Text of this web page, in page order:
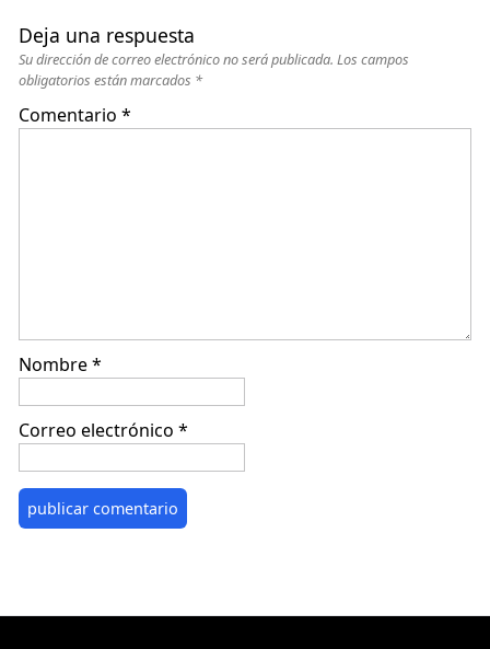
Deja una respuesta
Su dirección de correo electrónico no será publicada. Los campos
obligatorios están marcados *
Comentario *
Nombre*
Correo electrónico *